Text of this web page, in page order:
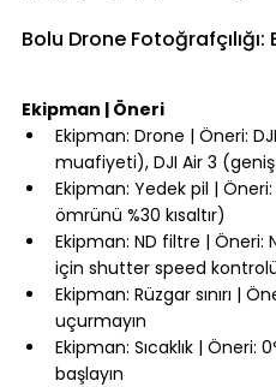
Bolu Drone
Ekipman | Öneri
Ekipman: Drone | Öneri:
muafiyeti), DJI Air 3 (geniş
Ekipman: Yedek pil |
ömrünü %30 kısaltır)
Ekipman: ND filtre | Öneri:
için shutter speed
Ekipman: Rüzgar sınırı |
uçurmayın
Ekipman: Sıcaklık | Öneri:
başlayın